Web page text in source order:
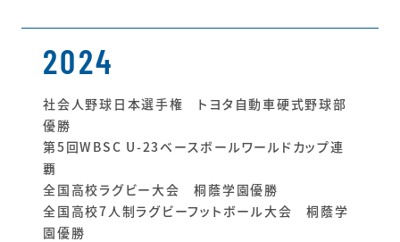
2024
社会人野球日本選手権 トヨタ自動車硬式野球部
優勝
第5回WBSC U-23ベースボールワールドカップ連
覇
全国高校ラグビー大会 桐蔭学園優勝
全国高校7人制ラグビーフットボール大会 桐蔭学
園優勝